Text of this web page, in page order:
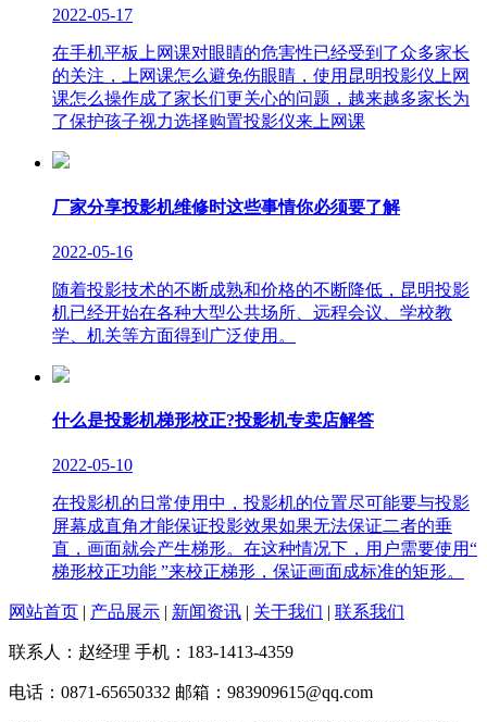
2022-05-17
在手机平板上网课对眼睛的危害性已经受到了众多家长
的关注，上网课怎么避免伤眼睛，使用昆明投影仪上网
课怎么操作成了家长们更关心的问题，越来越多家长为
了保护孩子视力选择购置投影仪来上网课
厂家分享投影机维修时这些事情你必须要了解
2022-05-16
随着投影技术的不断成熟和价格的不断降低，昆明投影
机已经开始在各种大型公共场所、远程会议、学校教
学、机关等方面得到广泛使用。
什么是投影机梯形校正?投影机专卖店解答
2022-05-10
在投影机的日常使用中，投影机的位置尽可能要与投影
屏幕成直角才能保证投影效果如果无法保证二者的垂
直，画面就会产生梯形。在这种情况下，用户需要使用“
梯形校正功能 ”来校正梯形，保证画面成标准的矩形。
网站首页 产品展示 新闻资讯 关于我们 联系我们
联系人：赵经理 手机：183-1413-4359
电话：0871-65650332 邮箱：983909615@qq.com